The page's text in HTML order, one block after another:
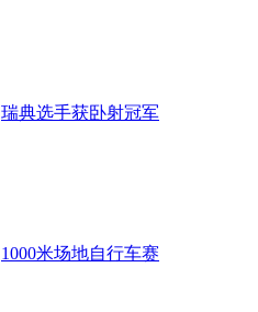
瑞典选手获卧射冠军
1000米场地自行车赛